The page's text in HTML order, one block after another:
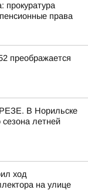
прокуратура
права
преображается
В Норильске
сезона летней
ход
на улице